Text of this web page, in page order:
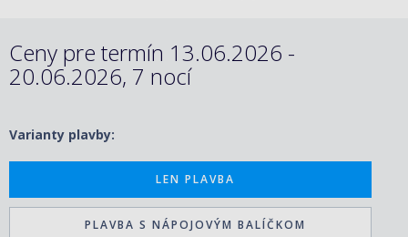
Ceny pre termín 13.06.2026 -
20.06.2026, 7 nocí
Varianty plavby:
LEN PLAVBA
PLAVBA S NÁPOJOVÝM BALÍČKOM